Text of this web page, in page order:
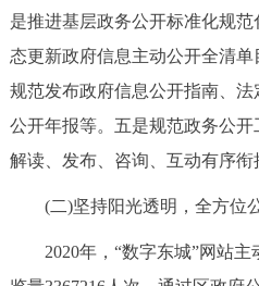
绿色北京 图说北
多语种
ENGLISH 한국
ESPAÑOL
是推进基层政务公开标准化规
态更新政府信息主动公开全清
规范发布政府信息公开指南、
公开年报等。五是规范政务公开
解读、发布、咨询、互动有序衔
(二)坚持阳光透明，全方位
2020年，“数字东城”网站主